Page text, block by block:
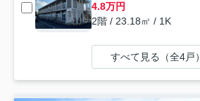
4.8万円
2階 / 23.18㎡ / 1K
すべて見る（全4戸）